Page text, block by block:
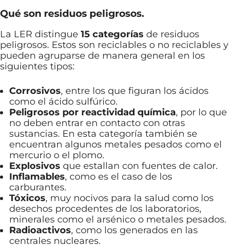
Qué son residuos peligrosos.
La LER distingue 15 categorías de residuos
peligrosos. Estos son reciclables o no reciclables y
pueden agruparse de manera general en los
siguientes tipos:
Corrosivos, entre los que figuran los ácidos
como el ácido sulfúrico.
Peligrosos por reactividad química, por lo que
no deben entrar en contacto con otras
sustancias. En esta categoría también se
encuentran algunos metales pesados como el
mercurio o el plomo.
Explosivos que estallan con fuentes de calor.
Inflamables, como es el caso de los
carburantes.
Tóxicos, muy nocivos para la salud como los
desechos procedentes de los laboratorios,
minerales como el arsénico o metales pesados.
Radioactivos, como los generados en las
centrales nucleares.